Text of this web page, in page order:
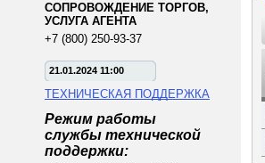
СОПРОВОЖДЕНИЕ ТОРГОВ,
УСЛУГА АГЕНТА
+7 (800) 250-93-37
21.01.2024 11:00
ТЕХНИЧЕСКАЯ ПОДДЕРЖКА
Режим работы
службы технической
поддержки: